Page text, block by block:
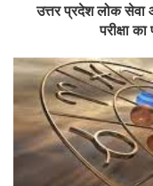
उत्तर प्रदेश लोक
परीक्षा